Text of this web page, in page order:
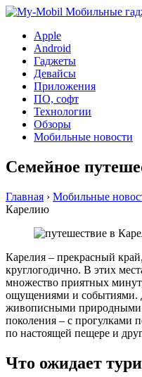
Apple
Android
Гаджеты
Девайсы
Приложения
ПО, софт
Технологии
Обзоры
Мобильные новости
Семейное
Главная › Мобильные
Карелию
Карелия – прекрасный
круглогодично. В этих
множество приятных
ощущениями и событиями.
живописными природными
поколения – с прогулками
по настоящей пещере и
Что ожидает